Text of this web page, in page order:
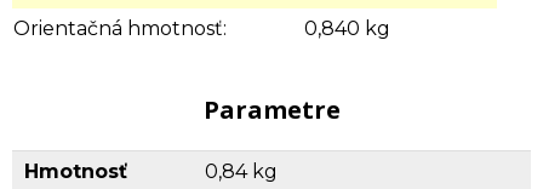
Orientačná hmotnosť:
0,840 kg
Parametre
Hmotnosť 0,84 kg